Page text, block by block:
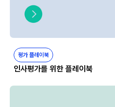
평가 플레이북
인사평가를 위한 플레이북